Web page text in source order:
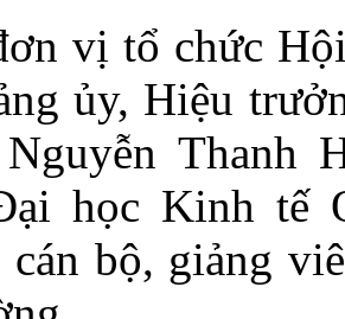
vị tổ chức
ủy, Hiệu
Nguyễn
học Kinh tế
cán bộ, giảng